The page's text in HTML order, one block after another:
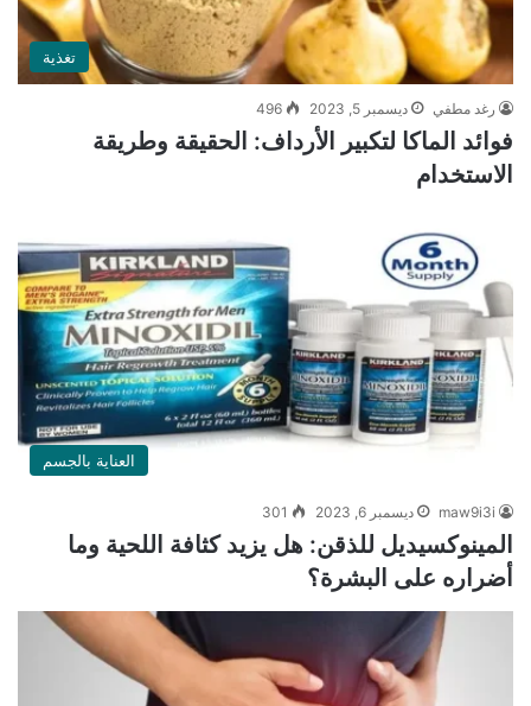
تغذية
رغد مطفي ديسمبر 5, 2023 496
فوائد الماكا لتكبير الأرداف: الحقيقة وطريقة
الاستخدام
العناية بالجسم
maw9i3i ديسمبر 6, 2023 301
المينوكسيديل للذقن: هل يزيد كثافة اللحية وما
أضراره على البشرة؟